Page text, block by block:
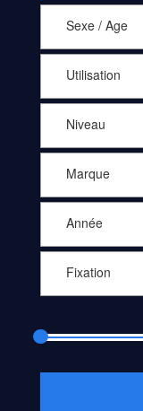
Sexe / Age
Utilisation
Niveau
Marque
Année
Fixation